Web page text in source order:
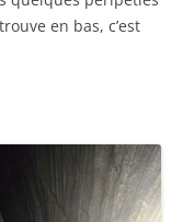
en bas, c’est